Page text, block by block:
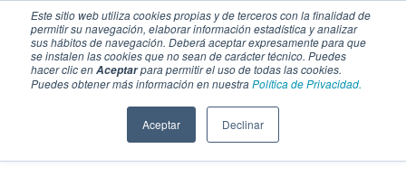
Este sitio web utiliza cookies propias y de terceros con la finalidad de
permitir su navegación, elaborar información estadística y analizar
sus hábitos de navegación. Deberá aceptar expresamente para que
se instalen las cookies que no sean de carácter técnico. Puedes
hacer clic enAceptarpara permitir el uso de todas las cookies.
Puedes obtener más información en nuestraPolítica de Privacidad.
Aceptar Declinar